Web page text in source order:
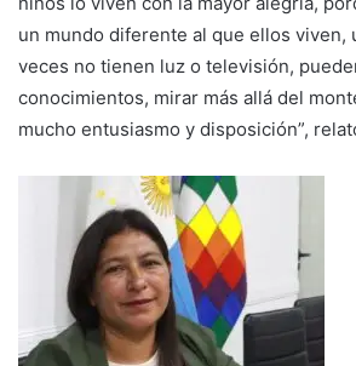
un mundo diferente al que ellos viven,
veces no tienen luz o televisión,
conocimientos, mirar más allá del
mucho entusiasmo y disposición”,